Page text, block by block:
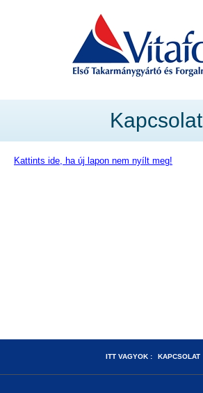
Kapcsolat
Kattints ide, ha új lapon nem nyílt meg!
ITT VAGYOK : KAPCSOLAT